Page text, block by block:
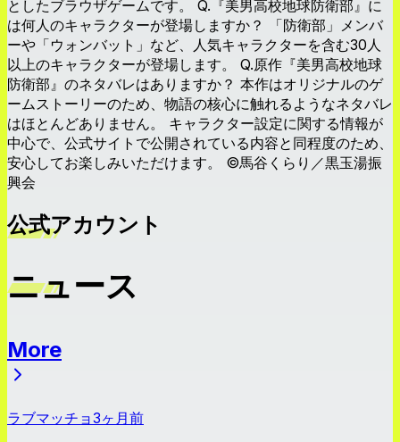
としたブラウザゲームです。 Q.『美男高校地球防衛部』に
は何人のキャラクターが登場しますか？ 「防衛部」メンバ
ーや「ウォンバット」など、人気キャラクターを含む30人
以上のキャラクターが登場します。 Q.原作『美男高校地球
防衛部』のネタバレはありますか？ 本作はオリジナルのゲ
ームストーリーのため、物語の核心に触れるようなネタバレ
はほとんどありません。 キャラクター設定に関する情報が
中心で、公式サイトで公開されている内容と同程度のため、
安心してお楽しみいただけます。 ©馬谷くらり／黒玉湯振
興会
公式アカウント
ニュース
More
ラブマッチョ3ヶ月前